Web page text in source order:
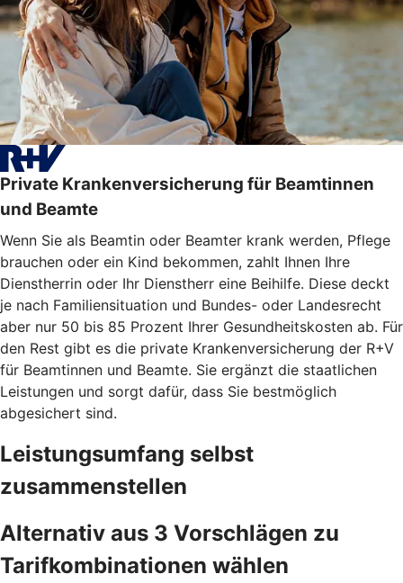
Private Krankenversicherung für Beamtinnen
und Beamte
Wenn Sie als Beamtin oder Beamter krank werden, Pflege
brauchen oder ein Kind bekommen, zahlt Ihnen Ihre
Dienstherrin oder Ihr Dienstherr eine Beihilfe. Diese deckt
je nach Familiensituation und Bundes- oder Landesrecht
aber nur 50 bis 85 Prozent Ihrer Gesundheitskosten ab. Für
den Rest gibt es die private Krankenversicherung der R+V
für Beamtinnen und Beamte. Sie ergänzt die staatlichen
Leistungen und sorgt dafür, dass Sie bestmöglich
abgesichert sind.
Leistungsumfang selbst
zusammenstellen
Alternativ aus 3 Vorschlägen zu
Tarifkombinationen wählen